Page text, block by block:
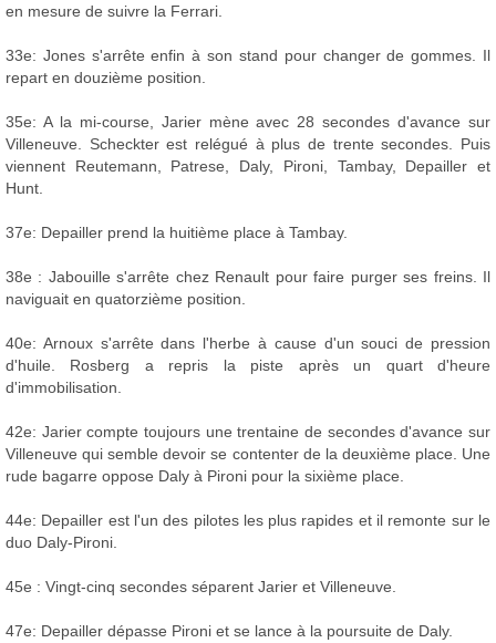
en mesure de suivre la Ferrari.
33e: Jones s'arrête enfin à son stand pour changer de gommes. Il
repart en douzième position.
35e: A la mi-course, Jarier mène avec 28 secondes d'avance sur
Villeneuve. Scheckter est relégué à plus de trente secondes. Puis
viennent Reutemann, Patrese, Daly, Pironi, Tambay, Depailler et
Hunt.
37e: Depailler prend la huitième place à Tambay.
38e : Jabouille s'arrête chez Renault pour faire purger ses freins. Il
naviguait en quatorzième position.
40e: Arnoux s'arrête dans l'herbe à cause d'un souci de pression
d'huile. Rosberg a repris la piste après un quart d'heure
d'immobilisation.
42e: Jarier compte toujours une trentaine de secondes d'avance sur
Villeneuve qui semble devoir se contenter de la deuxième place. Une
rude bagarre oppose Daly à Pironi pour la sixième place.
44e: Depailler est l'un des pilotes les plus rapides et il remonte sur le
duo Daly-Pironi.
45e : Vingt-cinq secondes séparent Jarier et Villeneuve.
47e: Depailler dépasse Pironi et se lance à la poursuite de Daly.